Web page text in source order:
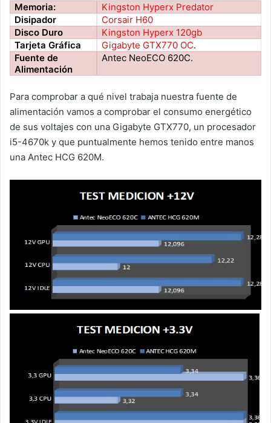
Memoria:
Kingston Hyperx Predator
Disipador
Corsair H60
Disco Duro
Kingston Hyperx 120gb
Tarjeta Gráfica
Gigabyte GTX770 OC.
Fuente de
Alimentación
Antec NeoECO 620C.
Para comprobar a qué nivel trabaja nuestra fuente de
alimentación vamos a comprobar el consumo energético
de sus voltajes con una Gigabyte GTX770, un procesador
i5-4670k y que puntualmente hemos tenido entre manos
una Antec HCG 620M.